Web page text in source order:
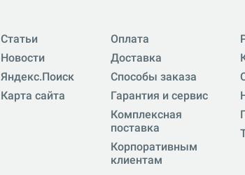
Статьи
Новости
Яндекс.Поиск
Карта сайта
Оплата
Доставка
Способы заказа
Гарантия и сервис
Комплексная
поставка
Корпоративным
клиентам